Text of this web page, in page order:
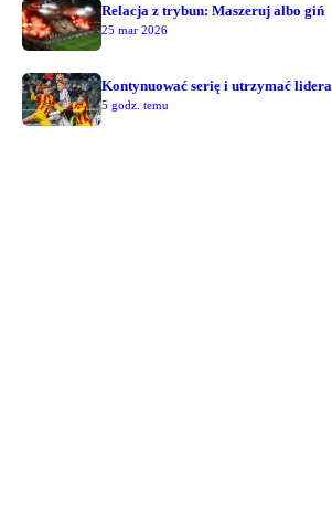
Relacja z trybun: Maszeruj albo giń
25 mar 2026
Kontynuować serię i utrzymać lidera
5 godz. temu